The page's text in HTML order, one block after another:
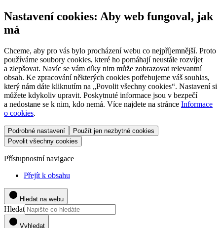
Nastavení cookies: Aby web fungoval, jak
má
Chceme, aby pro vás bylo procházení webu co nejpříjemnější. Proto
používáme soubory cookies, které ho pomáhají neustále rozvíjet
a zlepšovat. Navíc se vám díky nim může zobrazovat relevantní
obsah. Ke zpracování některých cookies potřebujeme váš souhlas,
který nám dáte kliknutím na „Povolit všechny cookies“. Nastavení si
můžete kdykoliv upravit. Poskytnuté informace jsou v bezpečí
a nedostane se k nim, kdo nemá. Více najdete na stránce Informace
o cookies.
Podrobné nastavení
Použít jen nezbytné cookies
Povolit všechny cookies
Přístupnostní navigace
Přejít k obsahu
Hledat na webu
Hledat
Vyhledat